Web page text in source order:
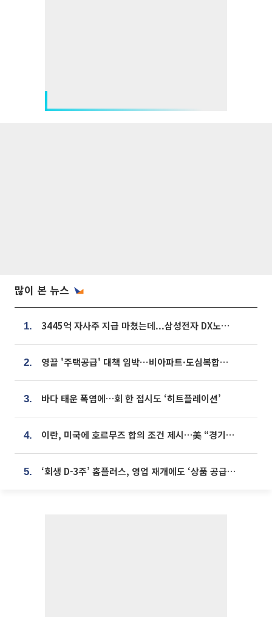
많이 본 뉴스
1. 3445억 자사주 지급 마쳤는데...삼성전자 DX노조, 뒤늦은 '떼쓰기 집회'
2. 영끌 '주택공급' 대책 임박⋯비아파트·도심복합까지 총동원
3. 바다 태운 폭염에…회 한 접시도 ‘히트플레이션’
4. 이란, 미국에 호르무즈 합의 조건 제시…美 “경기 아직 안 끝나” [종합]
5. ‘회생 D-3주’ 홈플러스, 영업 재개에도 ‘상품 공급망’ 복구가 생존 관건